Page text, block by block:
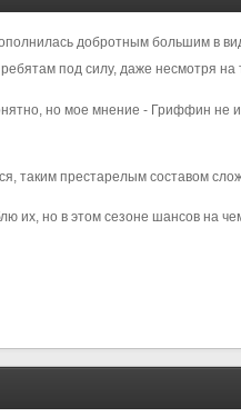
добротным большим в
под силу, даже несмотря на
но мое мнение - Гриффин
таким престарелым составом
их, но в этом сезоне шансов на